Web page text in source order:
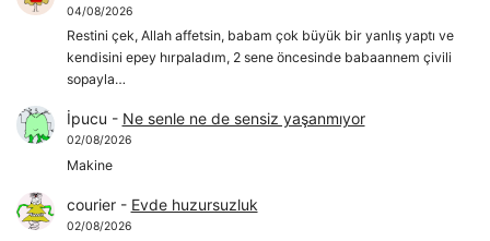
04/08/2026
Restini çek, Allah affetsin, babam çok büyük bir yanlış yaptı ve
kendisini epey hırpaladım, 2 sene öncesinde babaannem çivili
sopayla…
İpucu - Ne senle ne de sensiz yaşanmıyor
02/08/2026
Makine
courier- Evde huzursuzluk
02/08/2026